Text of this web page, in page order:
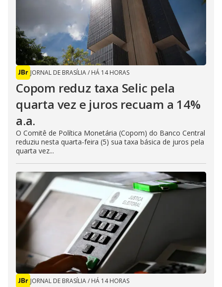
JORNAL DE BRASÍLIA/ HÁ 14 HORAS
Copom reduz taxa Selic pela
quarta vez e juros recuam a 14%
a.a.
O Comitê de Política Monetária (Copom) do Banco Central
reduziu nesta quarta-feira (5) sua taxa básica de juros pela
quarta vez...
JORNAL DE BRASÍLIA/ HÁ 14 HORAS